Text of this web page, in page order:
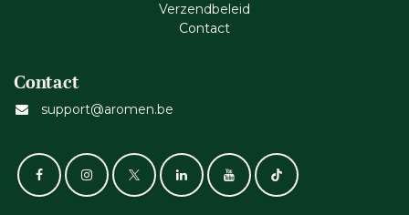
Verzendbeleid
Cont​act
Contact
support@aromen.be